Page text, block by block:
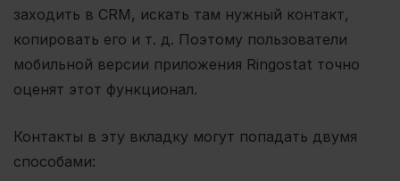
заходить в CRM, искать там нужный контакт,
копировать его и т. д. Поэтому пользователи
мобильной версии приложения Ringostat точно
оценят этот функционал.
Контакты в эту вкладку могут попадать двумя
способами: